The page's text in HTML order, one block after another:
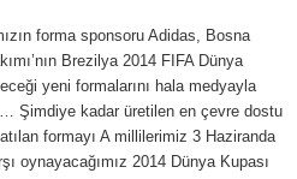
forma sponsoru Adidas, Bosna
Brezilya 2014 FIFA Dünya
yeni formalarını hala medyayla
Şimdiye kadar üretilen en çevre dostu
formayı A millilerimiz 3 Haziranda
oynayacağımız 2014 Dünya Kupası